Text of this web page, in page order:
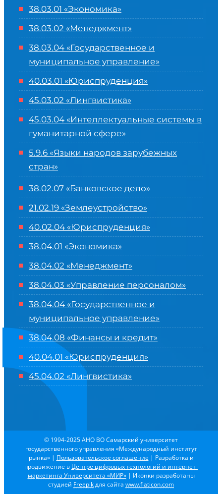
38.03.01 «Экономика»
38.03.02 «Менеджмент»
38.03.04 «Государственное и
муниципальное управление»
40.03.01 «Юриспруденция»
45.03.02 «Лингвистика»
45.03.04 «Интеллектуальные системы в
гуманитарной сфере»
5.9.6 «Языки народов зарубежных
стран»
38.02.07 «Банковское дело»
21.02.19 «Землеустройство»
40.02.04 «Юриспруденция»
38.04.01 «Экономика»
38.04.02 «Менеджмент»
38.04.03 «Управление персоналом»
38.04.04 «Государственное и
муниципальное управление»
38.04.08 «Финансы и кредит»
40.04.01 «Юриспруденция»
45.04.02 «Лингвистика»
© 1994-2025 АНО ВО Самарский университет
государственного управления «Международный институт
рынка» | Пользовательское соглашение | Разработка и
продвижение в Центре цифровых технологий и интернет-
маркетинга Университета «МИР»| Иконки разработаны
студией Freepikдля сайта www.flaticon.com